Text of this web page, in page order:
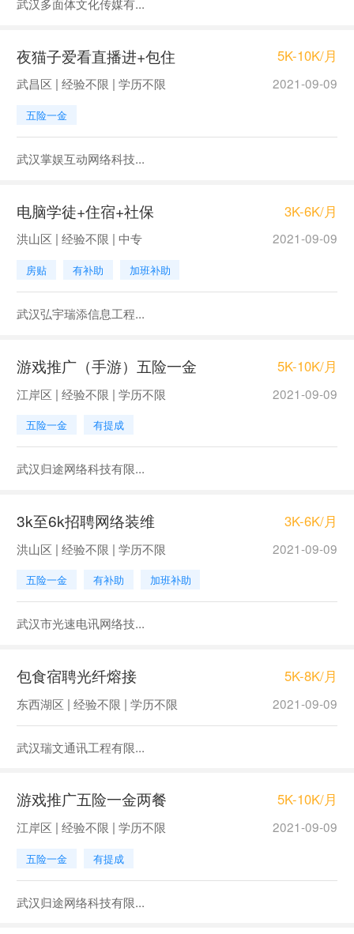
夜猫子爱看直播进+包住 5K-10K/月
武昌区 | 经验不限 | 学历不限 2021-09-09
五险一金
武汉掌娱互动网络科技...
电脑学徒+住宿+社保 3K-6K/月
洪山区 | 经验不限 | 中专 2021-09-09
房贴 有补助 加班补助
武汉弘宇瑞添信息工程...
游戏推广（手游）五险一金 5K-10K/月
江岸区 | 经验不限 | 学历不限 2021-09-09
五险一金 有提成
武汉归途网络科技有限...
3k至6k招聘网络装维 3K-6K/月
洪山区 | 经验不限 | 学历不限 2021-09-09
五险一金 有补助 加班补助
武汉市光速电讯网络技...
包食宿聘光纤熔接 5K-8K/月
东西湖区 | 经验不限 | 学历不限 2021-09-09
武汉瑞文通讯工程有限...
游戏推广五险一金两餐 5K-10K/月
江岸区 | 经验不限 | 学历不限 2021-09-09
五险一金 有提成
武汉归途网络科技有限...